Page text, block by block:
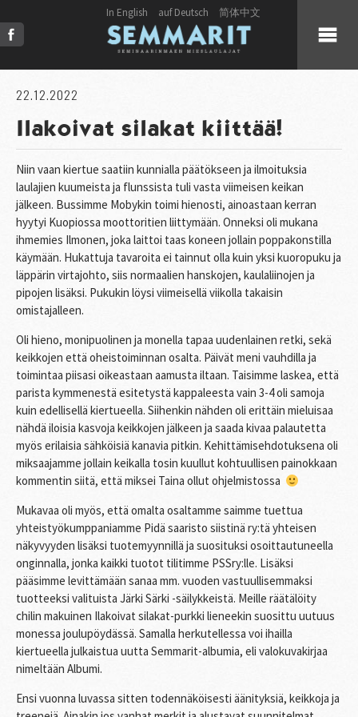
In English auf Deutsch 简体中文
KUORO
LIVE
JULKAISUT
PRESS
YHTEYSTIEDOT
22.12.2022
Ilakoivat silakat kiittää!
Niin vaan kiertue saatiin kunnialla päätökseen ja ilmoituksia
laulajien kuumeista ja flunssista tuli vasta viimeisen keikan
jälkeen. Bussimme Mobykin toimi hienosti, ainoastaan kerran
hyytyi Kuopiossa moottoritien liittymään. Onneksi oli mukana
ihmemies Ilmonen, joka laittoi taas koneen jollain poppakonstilla
käymään. Hukattuja tavaroita ei tainnut olla kuin yksi kuoropuku ja
läppärin virtajohto, siis normaalien hanskojen, kaulaliinojen ja
pipojen lisäksi. Pukukin löysi viimeisellä viikolla takaisin
omistajalleen.
Oli hieno, monipuolinen ja monella tapaa uudenlainen retki, sekä
keikkojen että oheistoiminnan osalta. Päivät meni vauhdilla ja
toimintaa piisasi oikeastaan aamusta iltaan. Taisimme laskea, että
parista kymmenestä esitetystä kappaleesta vain 3-4 oli samoja
kuin edellisellä kiertueella. Siihenkin nähden oli erittäin mieluisaa
nähdä iloisia kasvoja keikkojen jälkeen ja saada kivaa palautetta
myös erilaisia sähköisiä kanavia pitkin. Kehittämisehdotuksena oli
miksaajamme jollain keikalla tosin kuullut kohtuullisen painokkaan
kommentin siitä, että miksei Taina ollut ohjelmistossa
Mukavaa oli myös, että omalta osaltamme saimme tuettua
yhteistyökumppaniamme Pidä saaristo siistinä ry:tä yhteisen
näkyvyyden lisäksi tuotemyynnillä ja suosituksi osoittautuneella
onginnalla, jonka kaikki tuotot tilitimme PSSry:lle. Lisäksi
pääsimme levittämään sanaa mm. vuoden vastuullisemmaksi
tuotteeksi valituista Järki Särki -säilykkeistä. Meille räätälöity
chilin makuinen Ilakoivat silakat-purkki lieneekin suosittu uutuus
monessa joulupöydässä. Samalla herkutellessa voi ihailla
kiertueella julkaistua uutta Semmarit-albumia, eli valokuvakirjaa
nimeltään Albumi.
Ensi vuonna luvassa sitten todennäköisesti äänityksiä, keikkoja ja